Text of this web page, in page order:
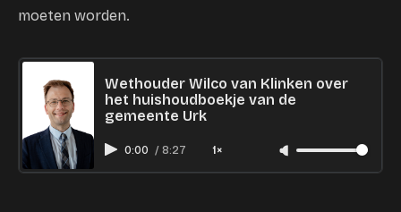
moeten worden.
Wethouder Wilco van Klinken over
het huishoudboekje van de
gemeente Urk
0:00 / 8:27 1×